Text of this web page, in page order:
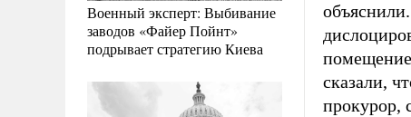
Военный эксперт: Выбивание
заводов «Файер Пойнт»
подрывает стратегию Киева
сказали,
прокурор,